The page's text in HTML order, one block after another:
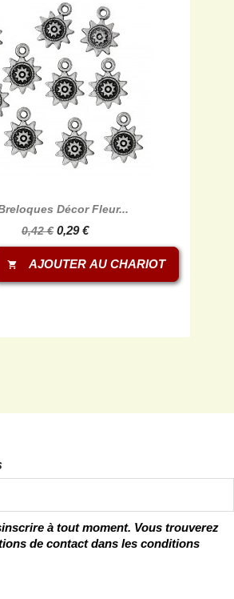
Décor Fleur...
0,42 € 0,29 €
shopping_cart AJOUTER AU CHARIOT
à tout moment. Vous trouverez
de contact dans les conditions